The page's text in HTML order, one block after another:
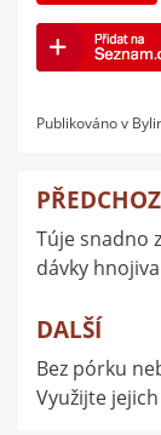
Publikováno v
Navigace
pro
Túje snadno
dávky
DALŠÍ
Bez pórku
Využijte